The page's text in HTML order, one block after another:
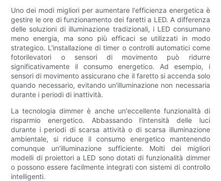
Uno dei modi migliori per aumentare l'efficienza energetica è
gestire le ore di funzionamento dei faretti a LED. A differenza
delle soluzioni di illuminazione tradizionali, i LED consumano
meno energia, ma sono più efficaci se utilizzati in modo
strategico. L'installazione di timer o controlli automatici come
fotorilevatori o sensori di movimento può ridurre
significativamente il consumo energetico. Ad esempio, i
sensori di movimento assicurano che il faretto si accenda solo
quando necessario, evitando un'illuminazione non necessaria
durante i periodi di inattività.
La tecnologia dimmer è anche un'eccellente funzionalità di
risparmio energetico. Abbassando l'intensità delle luci
durante i periodi di scarsa attività o di scarsa illuminazione
ambientale, si riduce il consumo energetico mantenendo
comunque un'illuminazione sufficiente. Molti dei migliori
modelli di proiettori a LED sono dotati di funzionalità dimmer
o possono essere facilmente integrati con sistemi di controllo
intelligenti.